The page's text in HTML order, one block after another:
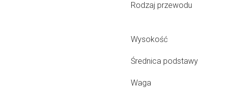
Rodzaj przewodu
Wysokość
Średnica podstawy
Waga